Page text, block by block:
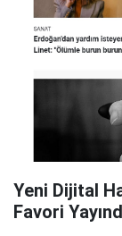
Yeni Dijital
Favori